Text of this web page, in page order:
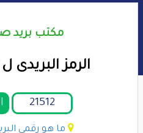
مكتب بريد
الرمز
ما هو رقمى